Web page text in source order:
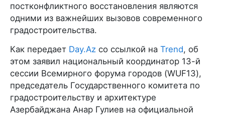
постконфликтного восстановления являются
одними из важнейших вызовов современного
градостроительства.
Как передает Day.Az со ссылкой на Trend, об
этом заявил национальный координатор 13-й
сессии Всемирного форума городов (WUF13),
председатель Государственного комитета по
градостроительству и архитектуре
Азербайджана Анар Гулиев на официальной